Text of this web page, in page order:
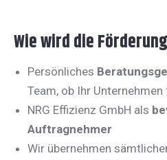
Wie wird die
Persönliches
Team, ob Ihr
NRG Effizienz GmbH als
Auftragnehmer
Wir übernehmen